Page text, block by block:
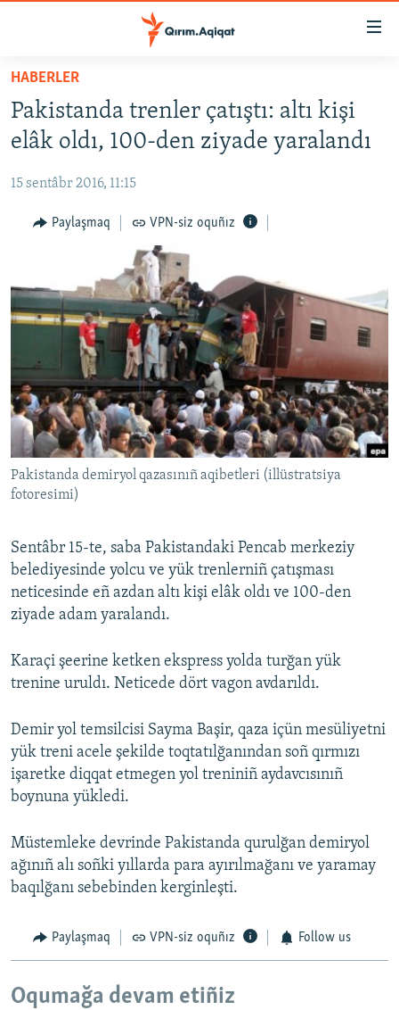
Esas
qaytmaq
Baş
qaytmaq
qaytmaq
HABERLER
SİYASET
CEMİYET
MEDENİYET
VİDEO
SÜRET
FİKİR
Русский
Українською
RFE/RS bütün saytları
HABERLER
Pakistanda trenler çatıştı: altı kişi
elâk oldı, 100-den ziyade yaralandı
15 sentâbr 2016, 11:15
Paylaşmaq VPN-siz oquñız
Pakistanda demiryol qazasınıñ aqibetleri (illüstratsiya
fotoresimi)
Sentâbr 15-te, saba Pakistandaki Pencab merkeziy
belediyesinde yolcu ve yük trenlerniñ çatışması
neticesinde eñ azdan altı kişi elâk oldı ve 100-den
ziyade adam yaralandı.
Karaçi şeerine ketken ekspress yolda turğan yük
trenine uruldı. Neticede dört vagon avdarıldı.
Demir yol temsilcisi Sayma Başir, qaza içün mesüliyetni
yük treni acele şekilde toqtatılğanından soñ qırmızı
işaretke diqqat etmegen yol treniniñ aydavcısınıñ
boynuna yükledi.
Müstemleke devrinde Pakistanda qurulğan demiryol
ağınıñ alı soñki yıllarda para ayırılmağanı ve yaramay
baqılğanı sebebinden kerginleşti.
Paylaşmaq VPN-siz oquñız Follow us
Oqumağa devam etiñiz